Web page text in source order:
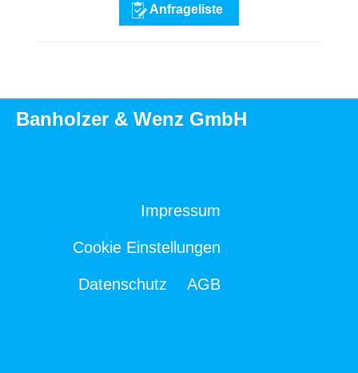
Anfrageliste
Banholzer & Wenz GmbH
Impressum
Cookie Einstellungen
Datenschutz AGB